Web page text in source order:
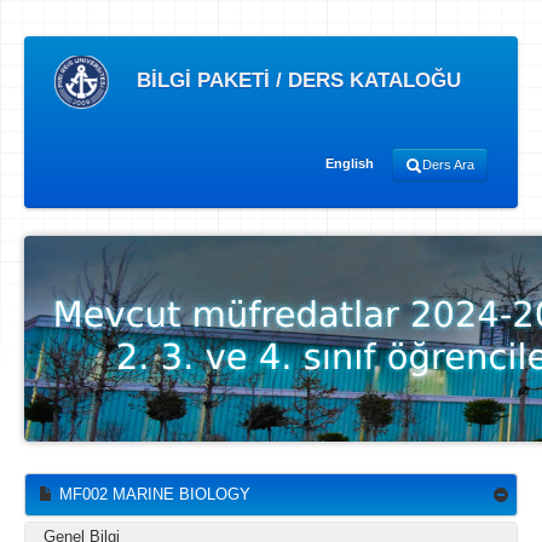
BİLGİ PAKETİ / DERS KATALOĞU
English Ders Ara
MF002 MARINE BIOLOGY
Genel Bilgi